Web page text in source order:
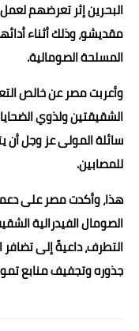
البحرين إثر تعرضهم
مقديشو، وذلك أثناء
المسلحة الصومالية.
وأعربت مصر عن خالص
الشقيقتين ولذوي
سائلة المولى عز وجل أن
للمصابين.
هذا، وأكدت مصر على
الصومال الفيدرالية
التطرف، داعيةً إلى
جذوره وتجفيف منابع